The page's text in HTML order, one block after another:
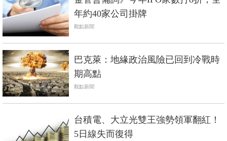
年約40家公司掛牌
觀點新聞
巴克萊：地緣政治風險已回到冷戰時
期高點
觀點新聞
台積電、大立光雙王強勢領軍翻紅！
5日線失而復得